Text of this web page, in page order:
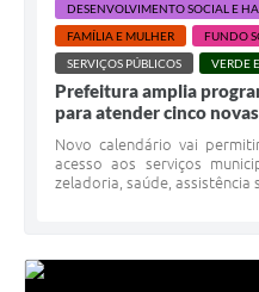
DESENVOLVIMENTO SOCIAL E
FAMÍLIA E MULHER
FUNDO
SERVIÇOS PÚBLICOS
VERDE
Prefeitura amplia
para atender cinco
Novo calendário vai
acesso aos serviços
zeladoria, saúde, assistência